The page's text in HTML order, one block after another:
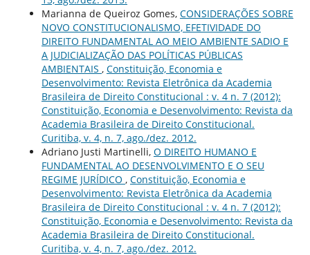
Marianna de Queiroz Gomes, CONSIDERAÇÕES SOBRE
NOVO CONSTITUCIONALISMO, EFETIVIDADE DO
DIREITO FUNDAMENTAL AO MEIO AMBIENTE SADIO E
A JUDICIALIZAÇÃO DAS POLÍTICAS PÚBLICAS
AMBIENTAIS , Constituição, Economia e
Desenvolvimento: Revista Eletrônica da Academia
Brasileira de Direito Constitucional : v. 4 n. 7 (2012):
Constituição, Economia e Desenvolvimento: Revista da
Academia Brasileira de Direito Constitucional.
Curitiba, v. 4, n. 7, ago./dez. 2012.
Adriano Justi Martinelli, O DIREITO HUMANO E
FUNDAMENTAL AO DESENVOLVIMENTO E O SEU
REGIME JURÍDICO , Constituição, Economia e
Desenvolvimento: Revista Eletrônica da Academia
Brasileira de Direito Constitucional : v. 4 n. 7 (2012):
Constituição, Economia e Desenvolvimento: Revista da
Academia Brasileira de Direito Constitucional.
Curitiba, v. 4, n. 7, ago./dez. 2012.